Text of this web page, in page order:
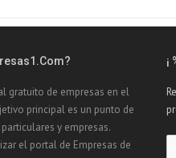
gratuito de empresas en el
principal es un punto de
y empresas.
el portal de Empresas de
¡